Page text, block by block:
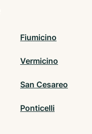
Fiumicino
Vermicino
San Cesareo
Ponticelli